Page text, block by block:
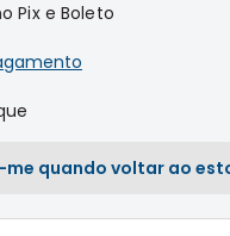
Pix e Boleto
me quando voltar ao